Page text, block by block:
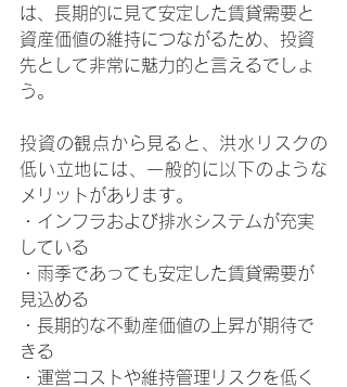
は、長期的に見て安定した賃貸需要と
資産価値の維持につながるため、投資
先として非常に魅力的と言えるでしょ
う。
投資の観点から見ると、洪水リスクの
低い立地には、一般的に以下のような
メリットがあります。
・インフラおよび排水システムが充実
している
・雨季であっても安定した賃貸需要が
見込める
・長期的な不動産価値の上昇が期待で
きる
・運営コストや維持管理リスクを低く